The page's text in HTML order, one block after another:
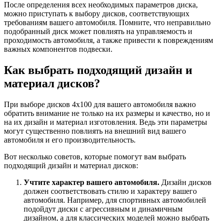
После определения всех необходимых параметров диска,
можно приступать к выбору дисков, соответствующих
требованиям вашего автомобиля. Помните, что неправильно
подобранный диск может повлиять на управляемость и
проходимость автомобиля, а также привести к повреждениям
важных компонентов подвески.
Как выбрать подходящий дизайн и
материал дисков?
При выборе дисков 4х100 для вашего автомобиля важно
обратить внимание не только на их размеры и качество, но и
на их дизайн и материал изготовления. Ведь эти параметры
могут существенно повлиять на внешний вид вашего
автомобиля и его производительность.
Вот несколько советов, которые помогут вам выбрать
подходящий дизайн и материал дисков:
Учтите характер вашего автомобиля. Дизайн дисков
должен соответствовать стилю и характеру вашего
автомобиля. Например, для спортивных автомобилей
подойдут диски с агрессивным и динамичным
дизайном, а для классических моделей можно выбрать